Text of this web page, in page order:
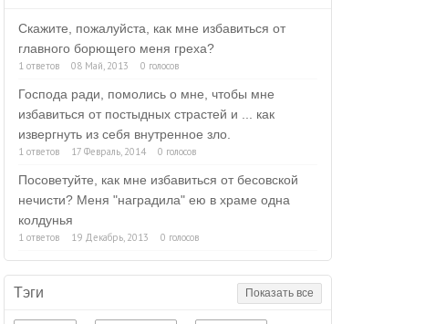
Скажите, пожалуйста, как мне избавиться от
главного борющего меня греха?
1 ответов 08 Май, 2013 0 голосов
Господа ради, помолись о мне, чтобы мне
избавиться от постыдных страстей и ... как
извергнуть из себя внутренное зло.
1 ответов 17 Февраль, 2014 0 голосов
Посоветуйте, как мне избавиться от бесовской
нечисти? Меня "наградила" ею в храме одна
колдунья
1 ответов 19 Декабрь, 2013 0 голосов
Тэги Показать все